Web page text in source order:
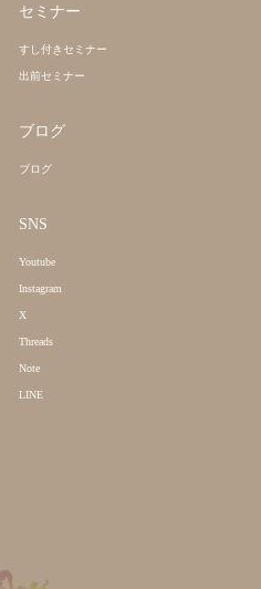
セミナー
すし付きセミナー
出前セミナー
ブログ
ブログ
SNS
Youtube
Instagram
X
Threads
Note
LINE